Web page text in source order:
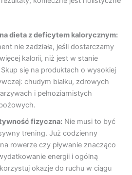
dieta z deficytem kalorycznym:
nie zadziała, jeśli dostarczamy
kalorii, niż jest w stanie
się na produktach o wysokiej
chudym białku, zdrowych
i pełnoziarnistych
fizyczna:Nie musi to być
trening. Już codzienny
rowerze czy pływanie znacząco
energii i ogólną
okazje do ruchu w ciągu